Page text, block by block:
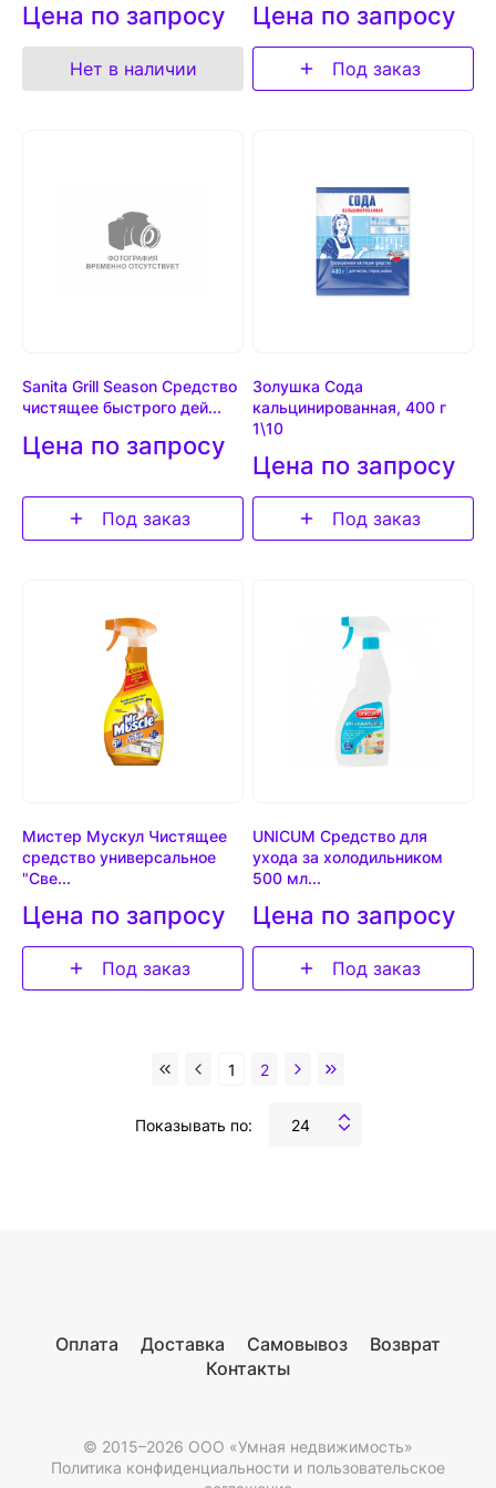
Цена по запросу
Нет в наличии
Цена по запросу
Под заказ
Sanita Grill Season Средство
чистящее быстрого дей...
Цена по запросу
Под заказ
Золушка Сода
кальцинированная, 400 г
1\10
Цена по запросу
Под заказ
Мистер Мускул Чистящее
средство универсальное
"Све...
Цена по запросу
Под заказ
UNICUM Средство для
ухода за холодильником
500 мл...
Цена по запросу
Под заказ
1 2
Показывать по: 24
Оплата Доставка Самовывоз
Возврат
Контакты
© 2015–2026 ООО «Умная недвижимость»
Политика конфиденциальности и пользовательское